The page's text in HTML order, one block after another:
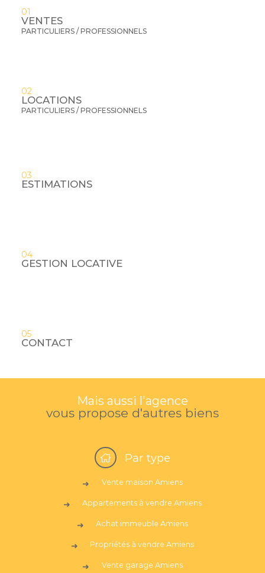
01
VENTES
PARTICULIERS / PROFESSIONNELS
02
LOCATIONS
PARTICULIERS / PROFESSIONNELS
03
ESTIMATIONS
04
GESTION LOCATIVE
05
CONTACT
Mais aussi l'agence
vous propose d'autres biens
Par type
Vente maison Amiens
Appartements à vendre Amiens
Achat immeuble Amiens
Propriétés à vendre Amiens
Vente garage Amiens